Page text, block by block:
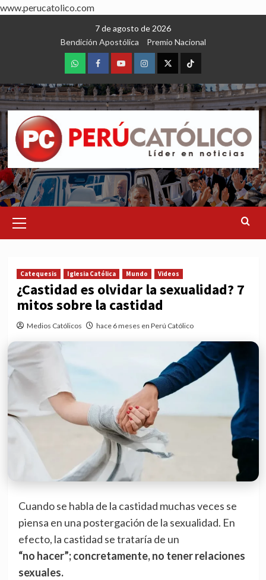
www.perucatolico.com
7 de agosto de 2026
Bendición Apostólica
Premio Nacional
WhatsAppFacebookYoutubeInstagram
X TikTok
Menu
Catequesis Iglesia Católica Mundo Videos
¿Castidad es olvidar la sexualidad? 7
mitos sobre la castidad
Medios Católicos hace 6 meses en Perú Católico
Cuando se habla de la castidad muchas veces se
piensa en una postergación de la sexualidad. En
efecto, la castidad se trataría de un
“no hacer”; concretamente, no tener relaciones
sexuales.